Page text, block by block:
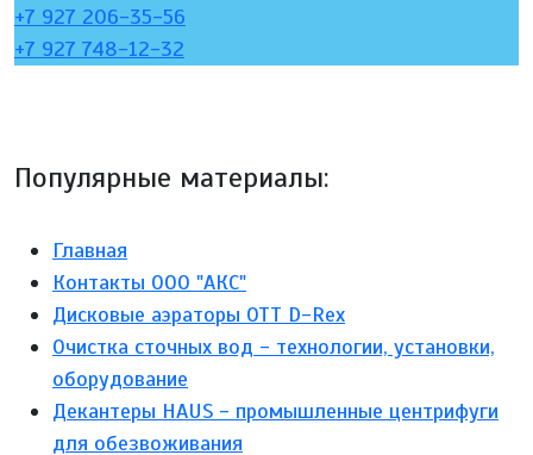
+7 927 206-35-56
+7 927 748-12-32
Популярные материалы:
Главная
Контакты ООО "АКС"
Дисковые аэраторы ОТТ D-Rex
Очистка сточных вод - технологии, установки,
оборудование
Декантеры HAUS - промышленные центрифуги
для обезвоживания